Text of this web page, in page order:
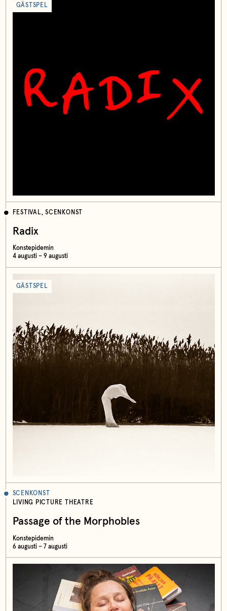
GÄSTSPEL
FESTIVAL, SCENKONST
Radix
Konstepidemin
4 augusti – 9 augusti
GÄSTSPEL
SCENKONST
LIVING PICTURE THEATRE
Passage of the Morphobles
Konstepidemin
6 augusti – 7 augusti